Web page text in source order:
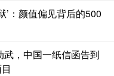
’：颜值偏见背后的500
，中国一纸信函告到